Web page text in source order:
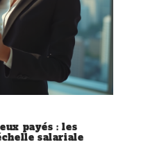
payés : les
salariale